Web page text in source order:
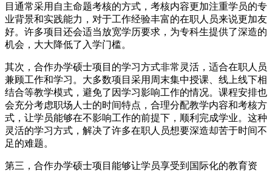
目通常采用自主命题考核的方式，考核内容更加注重学员的专
业背景和实践能力，对于工作经验丰富的在职人员来说更加友
好。许多项目还会适当放宽学历要求，为专科生提供了深造的
机会，大大降低了入学门槛。
其次，合作办学硕士项目的学习方式非常灵活，适合在职人员
兼顾工作和学习。大多数项目采用周末集中授课、线上线下相
结合等教学模式，避免了因学习影响工作的情况。课程安排也
会充分考虑职场人士的时间特点，合理分配教学内容和考核方
式，让学员能够在不影响工作的前提下，顺利完成学业。这种
灵活的学习方式，解决了许多在职人员想要深造却苦于时间不
足的难题。
第三，合作办学硕士项目能够让学员享受到国际化的教育资